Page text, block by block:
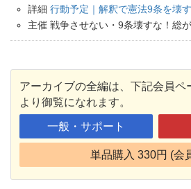
詳細 行動予定｜解釈で憲法9条を壊
主催 戦争させない・9条壊すな！総
アーカイブの全編は、下記会員ペ
より御覧になれます。
一般・サポート
単品購入 330円 (会